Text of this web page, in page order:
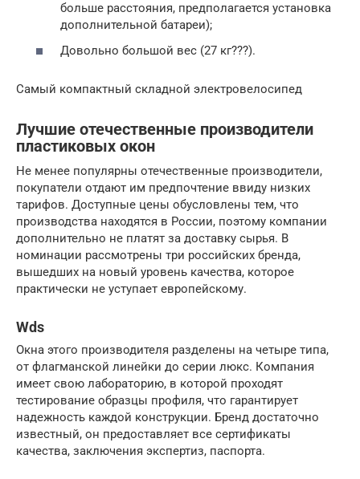
больше расстояния, предполагается установка
дополнительной батареи);
Довольно большой вес (27 кг???).
Самый компактный складной электровелосипед
Лучшие отечественные производители
пластиковых окон
Не менее популярны отечественные производители,
покупатели отдают им предпочтение ввиду низких
тарифов. Доступные цены обусловлены тем, что
производства находятся в России, поэтому компании
дополнительно не платят за доставку сырья. В
номинации рассмотрены три российских бренда,
вышедших на новый уровень качества, которое
практически не уступает европейскому.
Wds
Окна этого производителя разделены на четыре типа,
от флагманской линейки до серии люкс. Компания
имеет свою лабораторию, в которой проходят
тестирование образцы профиля, что гарантирует
надежность каждой конструкции. Бренд достаточно
известный, он предоставляет все сертификаты
качества, заключения экспертиз, паспорта.